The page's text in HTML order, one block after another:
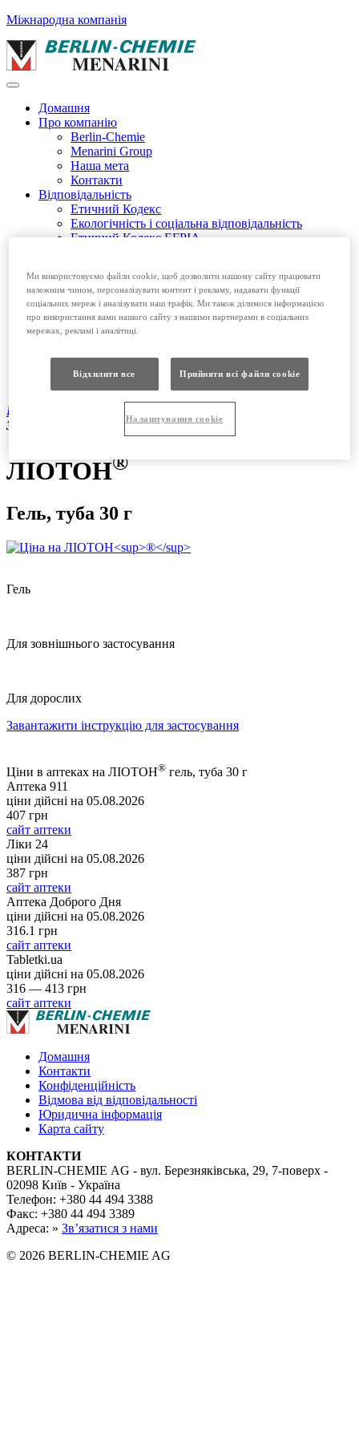
Міжнародна компанія
Домашня
Про компанію
Berlin-Chemie
Menarini Group
Наша мета
Контакти
Відповідальність
Етичний Кодекс
Екологічність і соціальна відповідальність
Етичний Кодекс EFPIA
Рецептурні препарати
Вакансії
Домашня
Про компанію
Вакансії
Продукція
30 г
ЛІОТОН®
Гель, туба 30 г
Гель
Для зовнішнього застосування
Для дорослих
Завантажити інструкцію для застосування
Ціни в аптеках на ЛІОТОН® гель, туба 30 г
Аптека 911
ціни дійсні на 05.08.2026
407 грн
сайт аптеки
Ліки 24
ціни дійсні на 05.08.2026
387 грн
сайт аптеки
Аптека Доброго Дня
ціни дійсні на 05.08.2026
316.1 грн
сайт аптеки
Tabletki.ua
ціни дійсні на 05.08.2026
316 — 413 грн
сайт аптеки
Домашня
Контакти
Конфіденційність
Відмова від відповідальності
Юридична інформація
Карта сайту
КОНТАКТИ
BERLIN-CHEMIE AG - вул. Березняківська, 29, 7-поверх -
02098 Київ - Україна
Телефон: +380 44 494 3388
Факс: +380 44 494 3389
Адреса: » Зв’язатися з нами
© 2026 BERLIN-CHEMIE AG
Ми використовуємо файли cookie, щоб дозволити нашому сайту працювати
належним чином, персоналізувати контент і рекламу, надавати функції
соціальних мереж і аналізувати наш трафік. Ми також ділимося інформацією
про використання вами нашого сайту з нашими партнерами в соціальних
мережах, рекламі і аналітиці.
Відхилити все Прийняти всі файли сookie
Налаштування cookie